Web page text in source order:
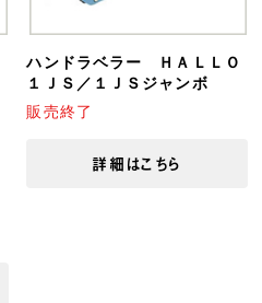
ハンドラベラー ＨＡＬＬＯ
１ＪＳ／１ＪＳジャンボ
販売終了
詳細はこちら